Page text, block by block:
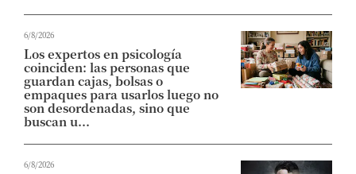
6/8/2026
Los expertos en psicología
coinciden: las personas que
guardan cajas, bolsas o
empaques para usarlos luego no
son desordenadas, sino que
buscan u...
6/8/2026